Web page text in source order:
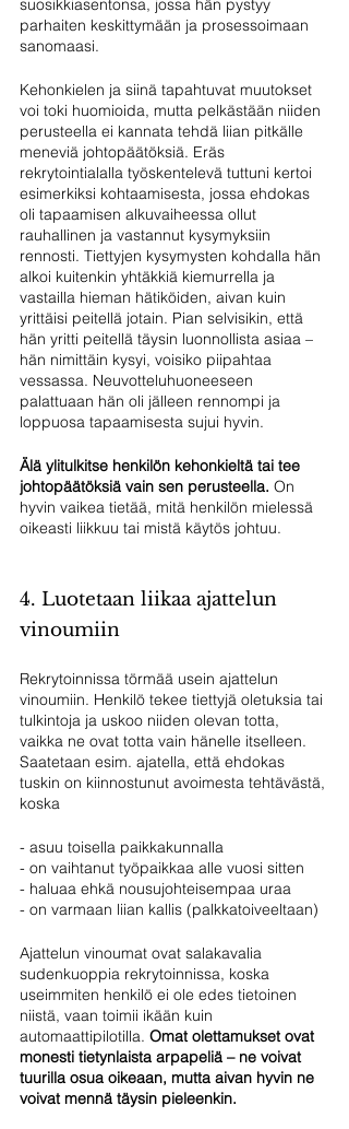
suosikkiasentonsa, jossa hän pystyy
parhaiten keskittymään ja prosessoimaan
sanomaasi.
Kehonkielen ja siinä tapahtuvat muutokset
voi toki huomioida, mutta pelkästään niiden
perusteella ei kannata tehdä liian pitkälle
meneviä johtopäätöksiä. Eräs
rekrytointialalla työskentelevä tuttuni kertoi
esimerkiksi kohtaamisesta, jossa ehdokas
oli tapaamisen alkuvaiheessa ollut
rauhallinen ja vastannut kysymyksiin
rennosti. Tiettyjen kysymysten kohdalla hän
alkoi kuitenkin yhtäkkiä kiemurrella ja
vastailla hieman hätiköiden, aivan kuin
yrittäisi peitellä jotain. Pian selvisikin, että
hän yritti peitellä täysin luonnollista asiaa –
hän nimittäin kysyi, voisiko piipahtaa
vessassa. Neuvotteluhuoneeseen
palattuaan hän oli jälleen rennompi ja
loppuosa tapaamisesta sujui hyvin.
Älä ylitulkitse henkilön kehonkieltä tai tee
johtopäätöksiä vain sen perusteella. On
hyvin vaikea tietää, mitä henkilön mielessä
oikeasti liikkuu tai mistä käytös johtuu.
4. Luotetaan liikaa ajattelun
vinoumiin
Rekrytoinnissa törmää usein ajattelun
vinoumiin. Henkilö tekee tiettyjä oletuksia tai
tulkintoja ja uskoo niiden olevan totta,
vaikka ne ovat totta vain hänelle itselleen.
Saatetaan esim. ajatella, että ehdokas
tuskin on kiinnostunut avoimesta tehtävästä,
koska
- asuu toisella paikkakunnalla
- on vaihtanut työpaikkaa alle vuosi sitten
- haluaa ehkä nousujohteisempaa uraa
- on varmaan liian kallis (palkkatoiveeltaan)
Ajattelun vinoumat ovat salakavalia
sudenkuoppia rekrytoinnissa, koska
useimmiten henkilö ei ole edes tietoinen
niistä, vaan toimii ikään kuin
automaattipilotilla. Omat olettamukset ovat
monesti tietynlaista arpapeliä – ne voivat
tuurilla osua oikeaan, mutta aivan hyvin ne
voivat mennä täysin pieleenkin.